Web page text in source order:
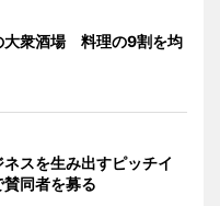
大衆酒場 料理の9割を均
スを生み出すピッチイ
同者を募る